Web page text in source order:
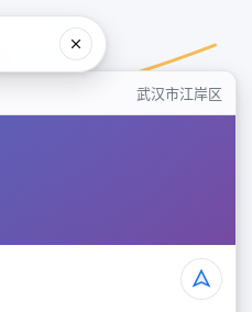
武汉市江岸区